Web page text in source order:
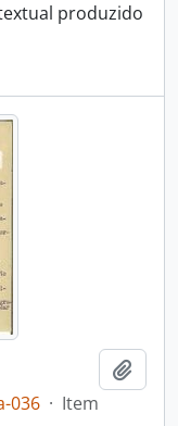
produzido
036 · Item